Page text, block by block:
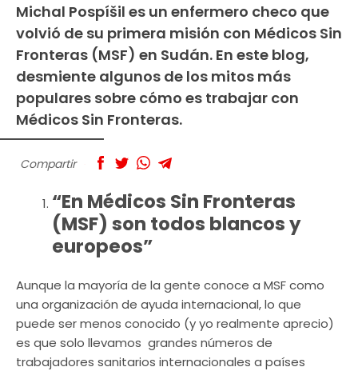
Michal Pospíšil es un enfermero checo que
volvió de su primera misión con Médicos Sin
Fronteras (MSF) en Sudán. En este blog,
desmiente algunos de los mitos más
populares sobre cómo es trabajar con
Médicos Sin Fronteras.
Compartir
​“En Médicos Sin Fronteras
(MSF) son todos blancos y
europeos”
Aunque la mayoría de la gente conoce a MSF como
una organización de ayuda internacional, lo que
puede ser menos conocido (y yo realmente aprecio)
es que solo llevamos grandes números de
trabajadores sanitarios internacionales a países